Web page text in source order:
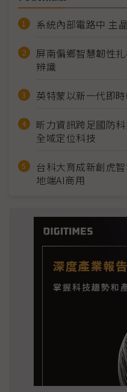
系統內部電路中 主
屏南偏鄉智慧韌性
辨識
英特蒙以新一代即
昕力資訊跨足國防
全域定位科技
台科大育成新創虎
地端AI商用